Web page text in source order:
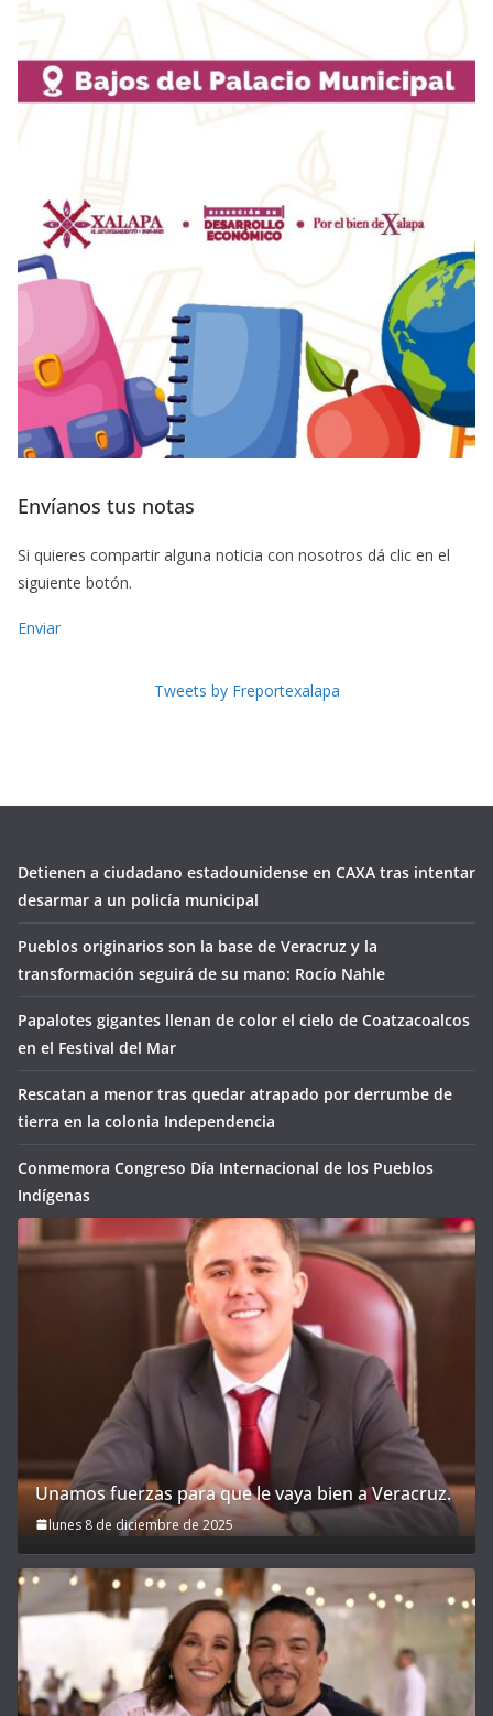
Envíanos tus notas
Si quieres compartir alguna noticia con nosotros dá clic en el
siguiente botón.
Enviar
Tweets by Freportexalapa
Detienen a ciudadano estadounidense en CAXA tras intentar
desarmar a un policía municipal
Pueblos originarios son la base de Veracruz y la
transformación seguirá de su mano: Rocío Nahle
Papalotes gigantes llenan de color el cielo de Coatzacoalcos
en el Festival del Mar
Rescatan a menor tras quedar atrapado por derrumbe de
tierra en la colonia Independencia
Conmemora Congreso Día Internacional de los Pueblos
Indígenas
Unamos fuerzas para que le vaya bien a Veracruz.
lunes 8 de diciembre de 2025